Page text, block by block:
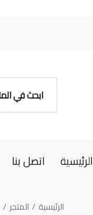
الرئيسية اتصل بنا
الرئيسية / المتجر /